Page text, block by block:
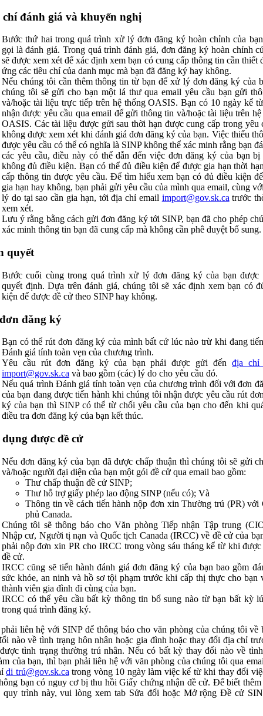
chí đánh giá và khuyến nghị
Bước thứ hai trong quá trình xử lý đơn đăng ký hoàn chỉnh của
gọi là đánh giá. Trong quá trình đánh giá, đơn đăng ký hoàn chỉnh
sẽ được xem xét để xác định xem bạn có cung cấp thông tin cần thiết
ứng các tiêu chí của danh mục mà bạn đã đăng ký hay không.
Nếu chúng tôi cần thêm thông tin từ bạn để xử lý đơn đăng ký của
chúng tôi sẽ gửi cho bạn một lá thư qua email yêu cầu bạn gửi
và/hoặc tài liệu trực tiếp trên hệ thống OASIS. Bạn có 10 ngày kể
nhận được yêu cầu qua email để gửi thông tin và/hoặc tài liệu trên
OASIS. Các tài liệu được gửi sau thời hạn được cung cấp trong yêu
không được xem xét khi đánh giá đơn đăng ký của bạn. Việc thiếu
được yêu cầu có thể có nghĩa là SINP không thể xác minh rằng bạn
các yêu cầu, điều này có thể dẫn đến việc đơn đăng ký của bạn
không đủ điều kiện. Bạn có thể đủ điều kiện để được gia hạn thời
cấp thông tin được yêu cầu. Để tìm hiểu xem bạn có đủ điều kiện
gia hạn hay không, bạn phải gửi yêu cầu của mình qua email, cùng
lý do tại sao cần gia hạn, tới địa chỉ email import@gov.sk.catrước
xem xét.
Lưu ý rằng bằng cách gửi đơn đăng ký tới SINP, bạn đã cho phép
xác minh thông tin bạn đã cung cấp mà không cần phê duyệt bổ sung.
quyết
Bước cuối cùng trong quá trình xử lý đơn đăng ký của bạn được
quyết định. Dựa trên đánh giá, chúng tôi sẽ xác định xem bạn có
kiện để được đề cử theo SINP hay không.
đăng ký
Bạn có thể rút đơn đăng ký của mình bất cứ lúc nào trừ khi đang
Đánh giá tính toàn vẹn của chương trình.
Yêu cầu rút đơn đăng ký của bạn phải được gửi đếnđịa chỉ
import@gov.sk.ca và bao gồm (các) lý do cho yêu cầu đó.
Nếu quá trình Đánh giá tính toàn vẹn của chương trình đối với đơn
của bạn đang được tiến hành khi chúng tôi nhận được yêu cầu rút
ký của bạn thì SINP có thể từ chối yêu cầu của bạn cho đến khi
điều tra đơn đăng ký của bạn kết thúc.
được đề cử
Nếu đơn đăng ký của bạn đã được chấp thuận thì chúng tôi sẽ gửi
và/hoặc người đại diện của bạn một gói đề cử qua email bao gồm:
Thư chấp thuận đề cử SINP;
Thư hỗ trợ giấy phép lao động SINP (nếu có); Và
Thông tin về cách tiến hành nộp đơn xin Thường trú (PR) với
phủ Canada.
Chúng tôi sẽ thông báo cho Văn phòng Tiếp nhận Tập trung
Nhập cư, Người tị nạn và Quốc tịch Canada (IRCC) về đề cử của
phải nộp đơn xin PR cho IRCC trong vòng sáu tháng kể từ khi
đề cử.
IRCC cũng sẽ tiến hành đánh giá đơn đăng ký của bạn bao gồm
sức khỏe, an ninh và hồ sơ tội phạm trước khi cấp thị thực cho bạn
thành viên gia đình đi cùng của bạn.
IRCC có thể yêu cầu bất kỳ thông tin bổ sung nào từ bạn bất kỳ
trong quá trình đăng ký.
liên hệ với SINP để thông báo cho văn phòng của chúng tôi về
nào về tình trạng hôn nhân hoặc gia đình hoặc thay đổi địa chỉ
tình trạng thường trú nhân. Nếu có bất kỳ thay đổi nào về
của bạn, thì bạn phải liên hệ với văn phòng của chúng tôi qua
di trú@gov.sk.ca trong vòng 10 ngày làm việc kể từ khi thay đổi
bạn có nguy cơ bị thu hồi Giấy chứng nhận đề cử. Để biết thêm
quy trình này, vui lòng xem tab Sửa đổi hoặc Mở rộng Đề cử